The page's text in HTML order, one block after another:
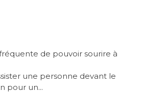
de pouvoir sourire à
une personne devant le
pour un...